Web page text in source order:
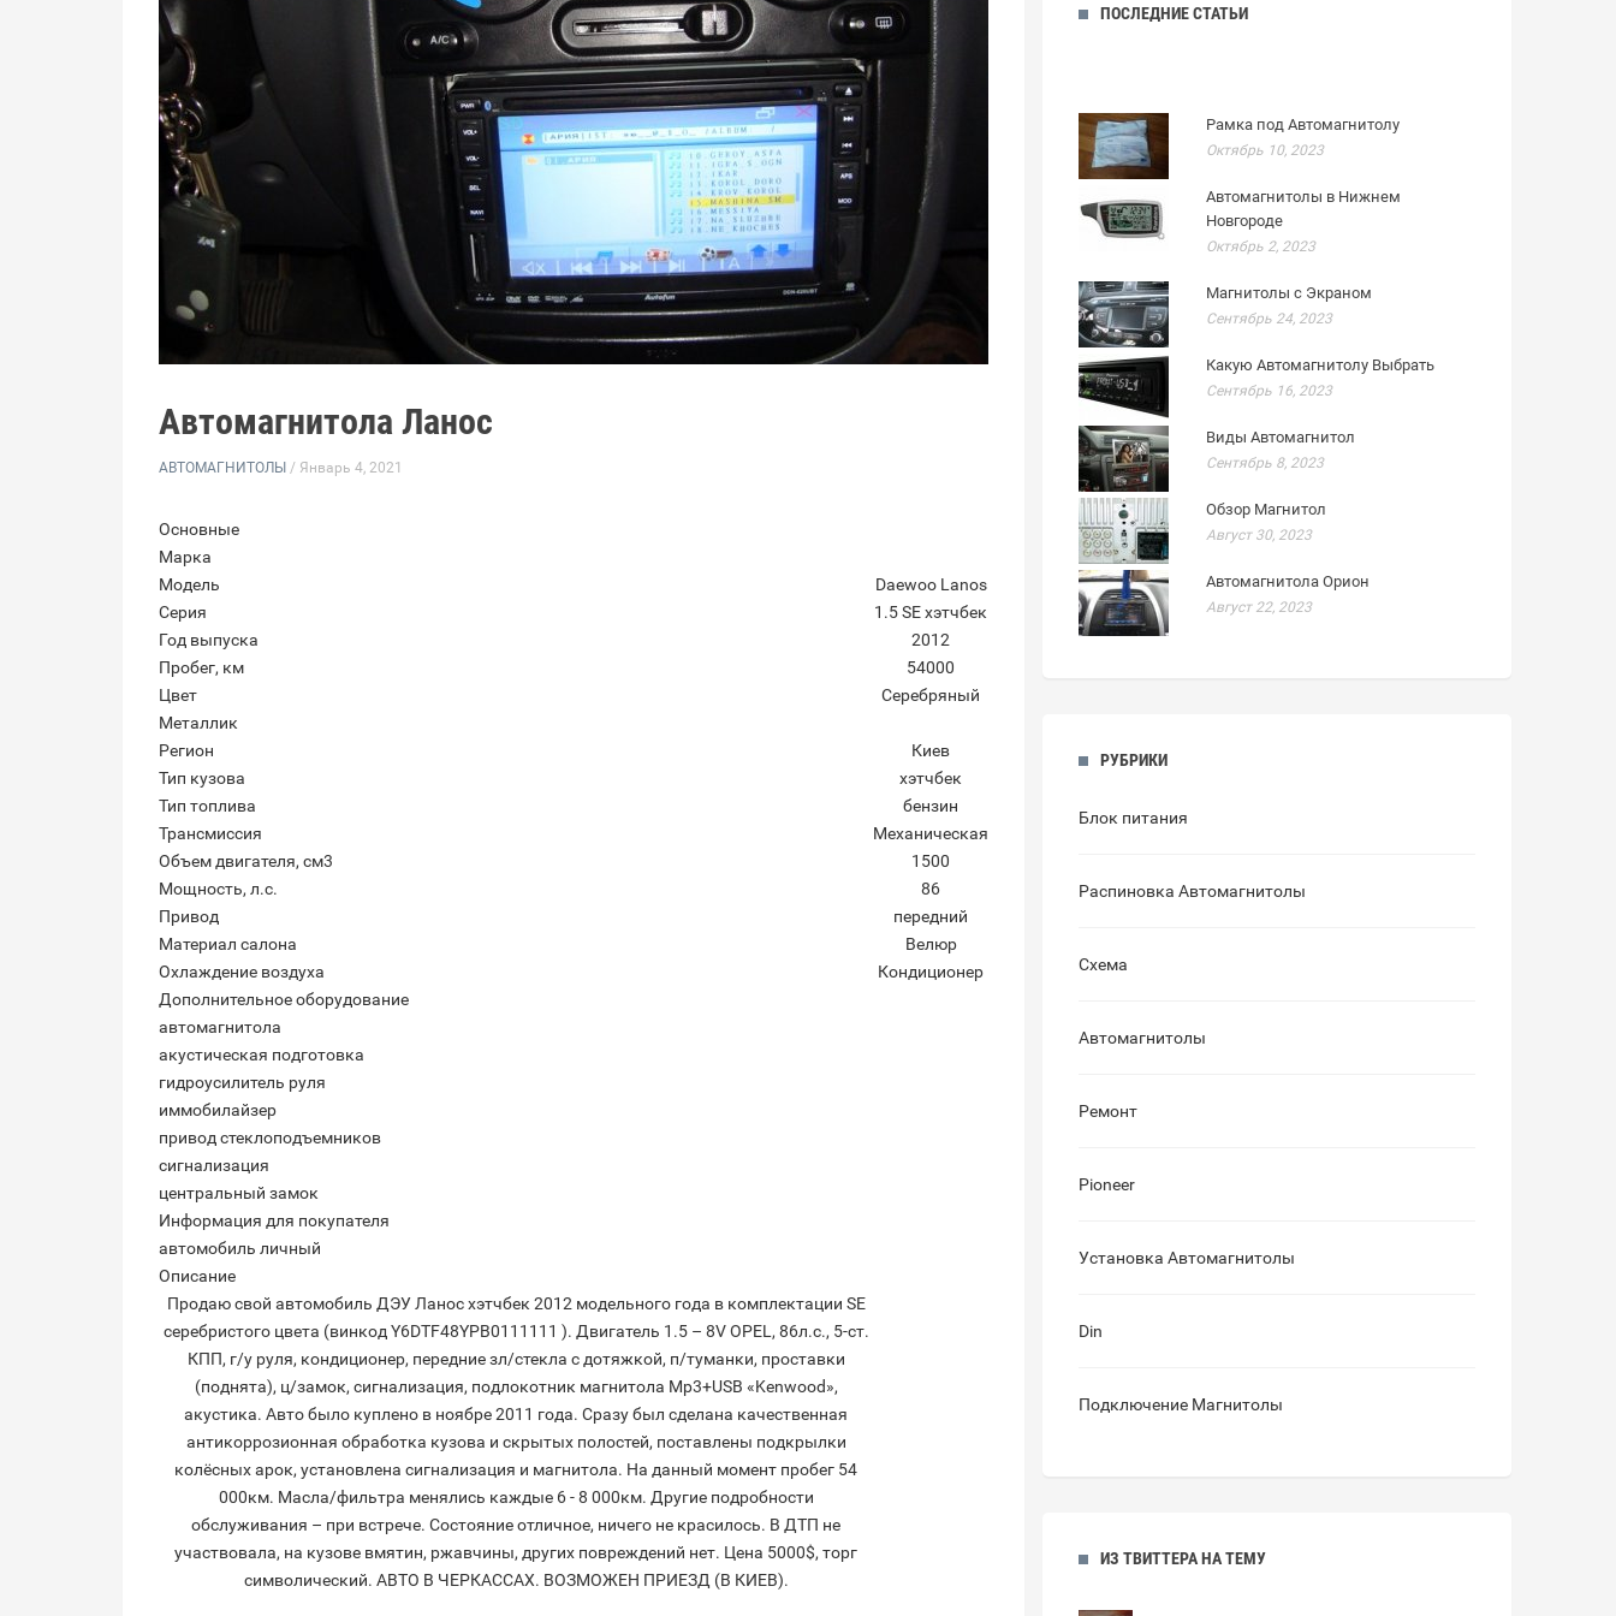
Автомагнитола Ланос
АВТОМАГНИТОЛЫ / Январь 4, 2021
Основные
Марка
Модель
Daewoo Lanos
Серия
1.5 SE хэтчбек
Год выпуска
2012
Пробег, км
54000
Цвет
Серебряный
Металлик
Регион
Киев
Тип кузова
хэтчбек
Тип топлива
бензин
Трансмиссия
Механическая
Объем двигателя, см3
1500
Мощность, л.с.
86
Привод
передний
Материал салона
Велюр
Охлаждение воздуха
Кондиционер
Дополнительное оборудование
автомагнитола
акустическая подготовка
гидроусилитель руля
иммобилайзер
привод стеклоподъемников
сигнализация
центральный замок
Информация для покупателя
автомобиль личный
Описание
Продаю свой автомобиль ДЭУ Ланос хэтчбек 2012 модельного года в комплектации SЕ
серебристого цвета (винкод Y6DTF48YPB0111111 ). Двигатель 1.5 – 8V OPEL, 86л.с., 5-ст.
КПП, г/у руля, кондиционер, передние зл/стекла с дотяжкой, п/туманки, проставки
(поднята), ц/замок, сигнализация, подлокотник магнитола Мр3+USB «Kenwood»,
акустика. Авто было куплено в ноябре 2011 года. Сразу был сделана качественная
антикоррозионная обработка кузова и скрытых полостей, поставлены подкрылки
колёсных арок, установлена сигнализация и магнитола. На данный момент пробег 54
000км. Масла/фильтра менялись каждые 6 - 8 000км. Другие подробности
обслуживания – при встрече. Состояние отличное, ничего не красилось. В ДТП не
участвовала, на кузове вмятин, ржавчины, других повреждений нет. Цена 5000$, торг
символический. АВТО В ЧЕРКАССАХ. ВОЗМОЖЕН ПРИЕЗД (В КИЕВ).
ПОСЛЕДНИЕ СТАТЬИ
Рамка под Автомагнитолу
Октябрь 10, 2023
Автомагнитолы в Нижнем
Новгороде
Октябрь 2, 2023
Магнитолы с Экраном
Сентябрь 24, 2023
Какую Автомагнитолу Выбрать
Сентябрь 16, 2023
Виды Автомагнитол
Сентябрь 8, 2023
Обзор Магнитол
Август 30, 2023
Автомагнитола Орион
Август 22, 2023
РУБРИКИ
Блок питания
Распиновка Автомагнитолы
Схема
Автомагнитолы
Ремонт
Pioneer
Установка Автомагнитолы
Din
Подключение Магнитолы
ИЗ ТВИТТЕРА НА ТЕМУ